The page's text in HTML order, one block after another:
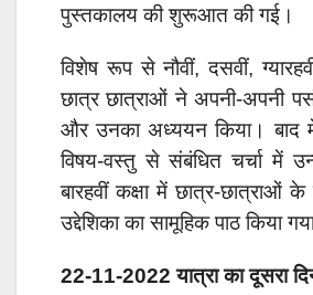
पुस्तकालय की शुरूआत की गई।
विशेष रूप से नौवीं, दसवीं,
छात्र छात्राओं ने अपनी-अपनी
और उनका अध्ययन किया। बाद
विषय-वस्तु से संबंधित चर्चा में
बारहवीं कक्षा में छात्र-छात्राओं
उद्देशिका का सामूहिक पाठ किया
22-11-2022 यात्रा का दूसरा